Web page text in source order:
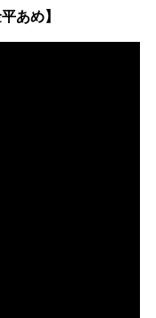
あめ】